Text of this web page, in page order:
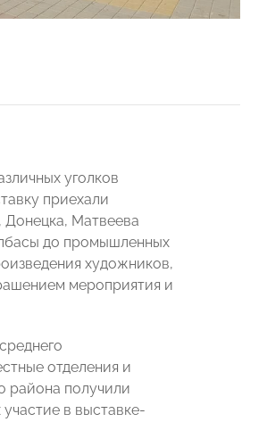
уголков
приехали
Донецка, Матвеева
до промышленных
художников,
мероприятия и
отделения и
района получили
в выставке-